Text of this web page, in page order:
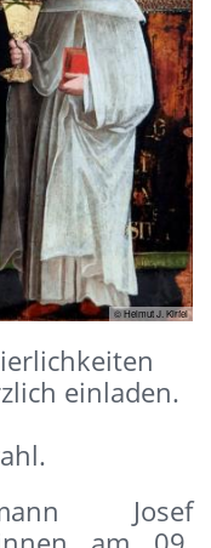
© Helmut J. Kirfel
einladen.
Josef